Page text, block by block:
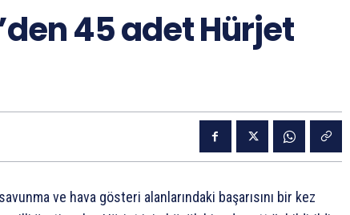
45 adet Hürjet
ve hava gösteri alanlarındaki başarısını bir kez